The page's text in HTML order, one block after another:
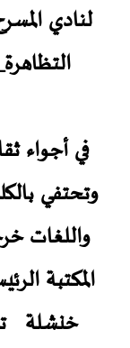
لنادي
في أجواء
وتحتفي
واللغات
المكتبة
خنشلة